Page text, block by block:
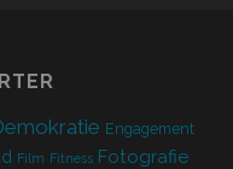
Engagement
Film Fitness Fotografie